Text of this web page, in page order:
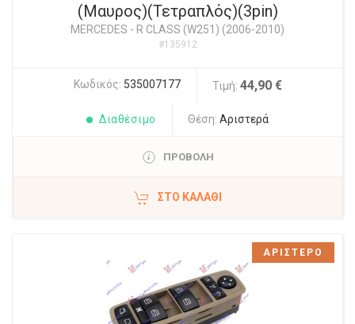
(Μαυρος)(Τετραπλός)(3pin)
MERCEDES - R CLASS (W251) (2006-2010)
#135912
Κωδικός: 535007177 Τιμή: 44,90 €
Διαθέσιμο Θέση: Αριστερά
ΠΡΟΒΟΛΗ
ΣΤΟ ΚΑΛΆΘΙ
ΑΡΙΣΤΕΡΟ